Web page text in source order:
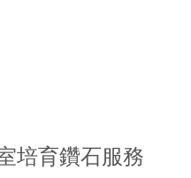
培育鑽石服務